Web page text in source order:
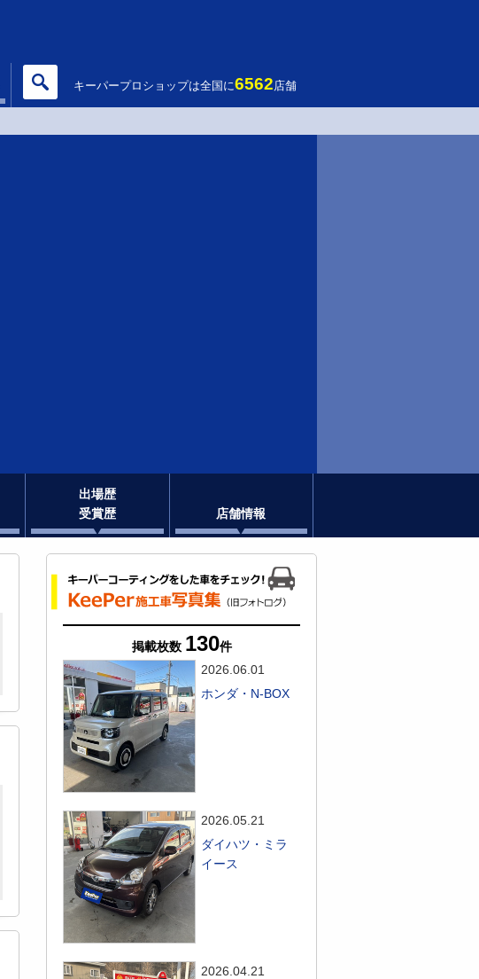
キーパープロショップは全国に6562店舗
出場歴
受賞歴
店舗情報
掲載枚数 130件
2026.06.01
ホンダ・N-BOX
2026.05.21
ダイハツ・ミラ
イース
2026.04.21